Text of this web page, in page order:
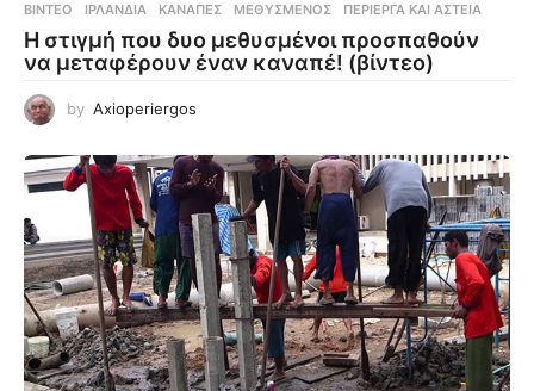
ΒΊΝΤΕΟ ΙΡΛΑΝΔΊΑ ,ΚΑΝΑΠΈΣ ,ΜΕΘΥΣΜΈΝΟΣ ,ΠΕΡΊΕΡΓΑ ΚΑΙ ΑΣΤΕΊΑ
Η στιγμή που δυο μεθυσμένοι προσπαθούν
να μεταφέρουν έναν καναπέ! (βίντεο)
by Axioperiergos